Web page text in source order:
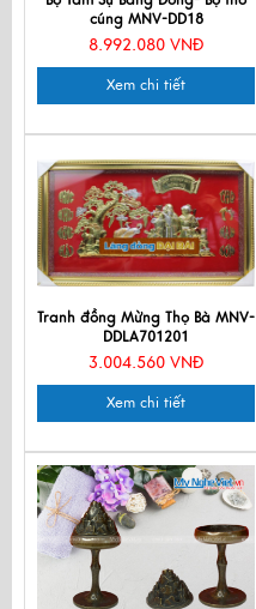
cúng MNV-DD18
8.992.080 VNĐ
Xem chi tiết
Tranh đồng Mừng Thọ Bà MNV-
DDLA701201
3.004.560 VNĐ
Xem chi tiết